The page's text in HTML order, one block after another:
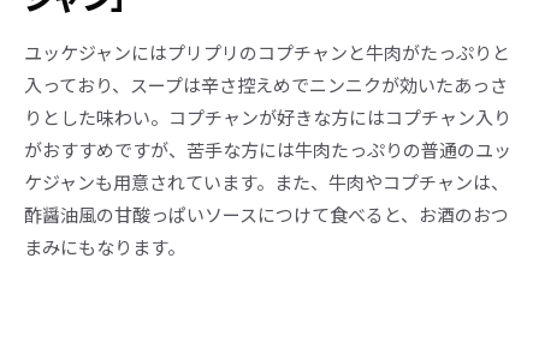
ユッケジャンにはプリプリのコプチャンと牛肉がたっぷりと
入っており、スープは辛さ控えめでニンニクが効いたあっさ
りとした味わい。コプチャンが好きな方にはコプチャン入り
がおすすめですが、苦手な方には牛肉たっぷりの普通のユッ
ケジャンも用意されています。また、牛肉やコプチャンは、
酢醤油風の甘酸っぱいソースにつけて食べると、お酒のおつ
まみにもなります。